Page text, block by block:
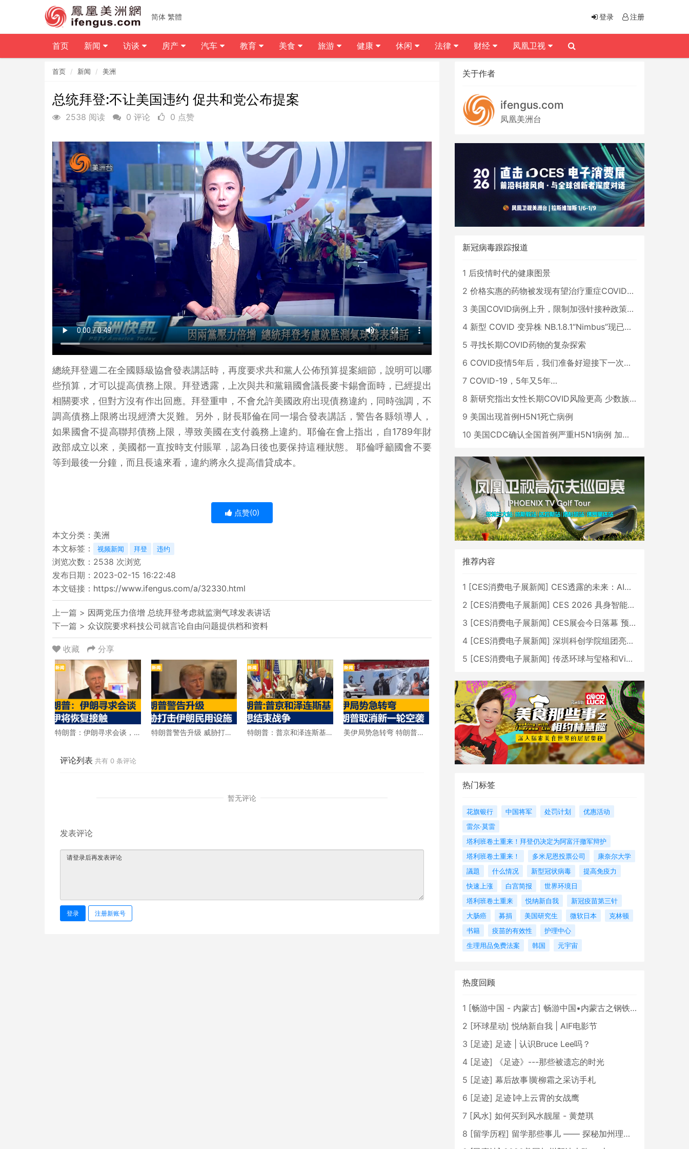
首页 新闻 美洲
总统拜登:不让美国违约 促共和党公布提案
2538 阅读 0 评论 0 点赞
總統拜登週二在全國縣級協會發表講話時，再度要求共和黨人公佈預算提案細節，說明可以哪
些預算，才可以提高債務上限。拜登透露，上次與共和黨籍國會議長麥卡錫會面時，已經提出
相關要求，但對方沒有作出回應。拜登重申，不會允許美國政府出現債務違約，同時強調，不
調高債務上限將出現經濟大災難。另外，財長耶倫在同一場合發表講話，警告各縣領導人，
如果國會不提高聯邦債務上限，導致美國在支付義務上違約。耶倫在會上指出，自1789年財
政部成立以來，美國都一直按時支付賬單，認為日後也要保持這種狀態。 耶倫呼籲國會不要
等到最後一分鐘，而且長遠來看，違約將永久提高借貸成本。
点赞(0)
本文分类： 美洲
本文标签：
视频新闻 拜登 违约
浏览次数： 2538 次浏览
发布日期：2023-02-15 16:22:48
本文链接： https://www.ifengus.com/a/32330.html
上一篇 > 因两党压力倍增 总统拜登考虑就监测气球发表讲话
下一篇 > 众议院要求科技公司就言论自由问题提供档和资料
收藏 分享
特朗普：伊朗寻求会谈，
特朗普警告升级 威胁打击
特朗普：普京和泽连斯基
美伊局势急转弯 特朗普宣
评论列表 共有 0 条评论
暂无评论
发表评论
登录 注册新账号
关于作者
ifengus.com
凤凰美洲台
新冠病毒跟踪报道
1 后疫情时代的健康图景
2 价格实惠的药物被发现有望治疗重症COVID患者
3 美国COVID病例上升，限制加强针接种政策即将出台
4 新型 COVID 变异株 NB.1.8.1“Nimbus”现已在美国占据主导地位
5 寻找长期COVID药物的复杂探索
6 COVID疫情5年后，我们准备好迎接下一次大流行了吗？
7 COVID-19，5年又5年…
8 新研究指出女性长期COVID风险更高 少数族裔儿童存在差异
9 美国出现首例H5N1死亡病例
10 美国CDC确认全国首例严重H5N1病例 加州进入紧急状态
推荐内容
1 [CES消费电子展新闻] CES透露的未来：AI、机器人与智能生活大爆发
2 [CES消费电子展新闻] CES 2026 具身智能与创新领域 中国公司大放异彩
3 [CES消费电子展新闻] CES展会今日落幕 预计2026行业收入将超五千亿美元
4 [CES消费电子展新闻] 深圳科创学院组团亮相CES 广受好评
5 [CES消费电子展新闻] 传丞环球与玺格和VibeLens共同推出全新耳机
热门标签
花旗银行 中国将军 处罚计划
优惠活动
雷尔·莫雷
塔利班卷土重来！拜登仍决定为阿富汗撤军辩护
塔利班卷土重来！
多米尼恩投票公司
康奈尔大学
議題
什么情况 新型冠状病毒
提高免疫力
快速上涨
白宫简报
世界环境日
塔利班卷土重来
悦纳新自我
新冠疫苗第三针
大肠癌
募捐 美国研究生 微软日本
克林顿
书籍
疫苗的有效性
护理中心
生理用品免费法案
韩国 元宇宙
热度回顾
1 [畅游中国 - 内蒙古] 畅游中国•内蒙古之钢铁骄子，魅力包头
2 [环球星动] 悦纳新自我 | AIF电影节
3 [足迹] 足迹 | 认识Bruce Lee吗？
4 [足迹]
《足迹》---那些被遗忘的时光
5 [足迹] 幕后故事∣黄柳霜之采访手札
6 [足迹] 足迹∣冲上云霄的女战鹰
7 [风水] 如何买到风水靓屋 - 黄楚琪
8 [留学历程] 留学那些事儿 —— 探秘加州理工学院Caltech博士生活 [上集]
简体 繁體 登录 注册
首页 新闻 访谈 房产 汽车 教育 美食 旅游 健康 休闲 法律 财经 凤凰卫视